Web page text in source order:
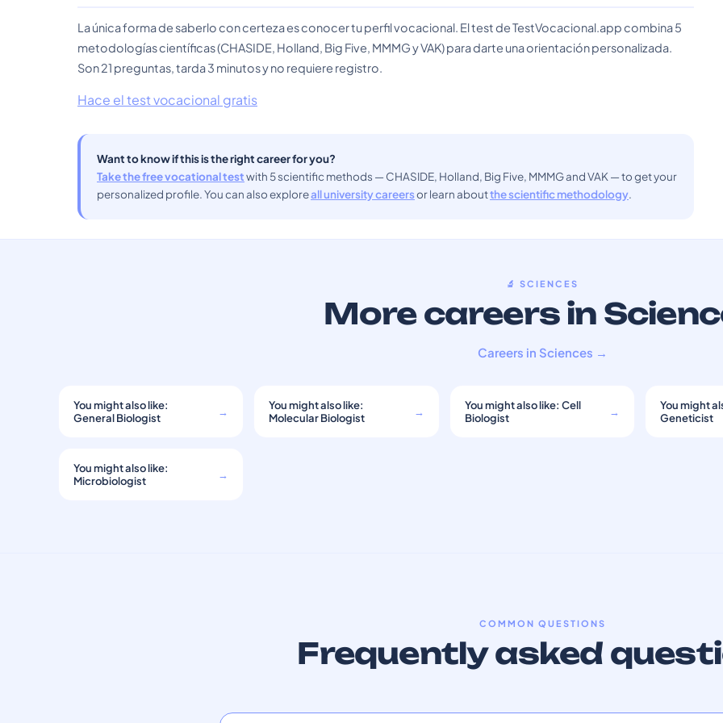
La única forma de saberlo con certeza es conocer tu perfil vocacional. El test de TestVocacional.app combina 5
metodologías científicas (CHASIDE, Holland, Big Five, MMMG y VAK) para darte una orientación personalizada.
Son 21 preguntas, tarda 3 minutos y no requiere registro.
Hace el test vocacional gratis
Want to know if this is the right career for you?
Take the free vocational testwith 5 scientific methods — CHASIDE, Holland, Big Five, MMMG and VAK — to get your
personalized profile. You can also exploreall university careersor learn aboutthe scientific methodology.
🔬 SCIENCES
More careers in
Careers in Sciences →
You might also like:
General Biologist
→
You might also like:
Molecular Biologist
→
You might also like: Cell
Biologist
→
You might
Geneticist
You might also like:
Microbiologist
→
COMMON QUESTIONS
Frequently asked